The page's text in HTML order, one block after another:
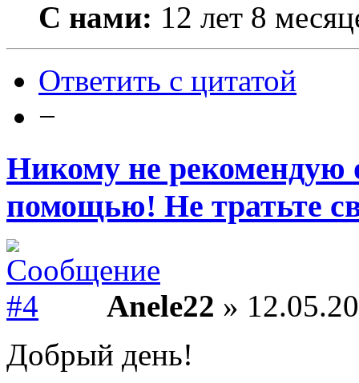
С нами: 12 лет 8
Ответить с цитатой
−
Никому не рекомендую
помощью! Не тратьте
Anele22 »
Добрый день!